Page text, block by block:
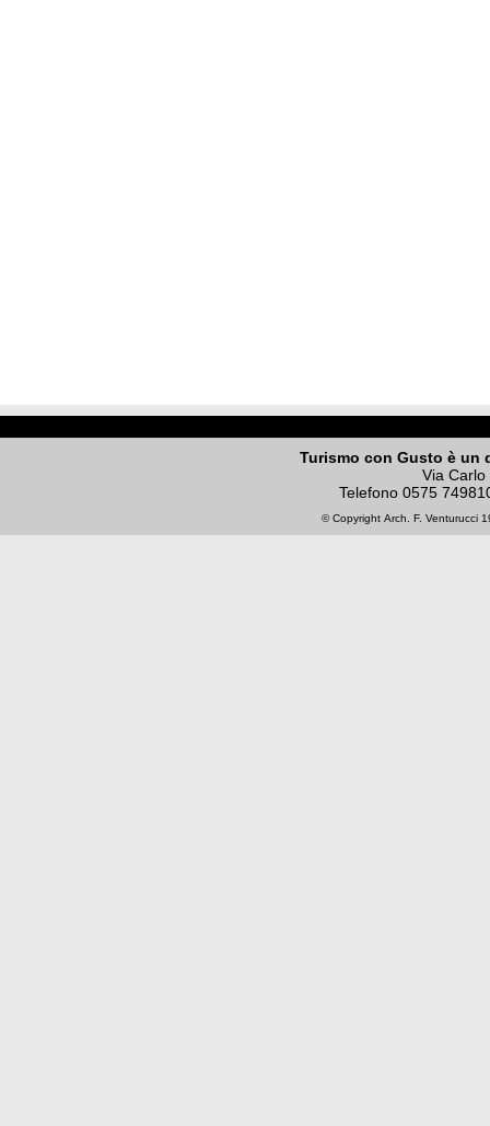
Turismo con Gusto è un
Via
Telefono 0575
© Copyright Arch. F. Venturucci